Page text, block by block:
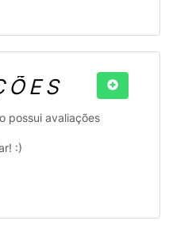
possui avaliações
:)